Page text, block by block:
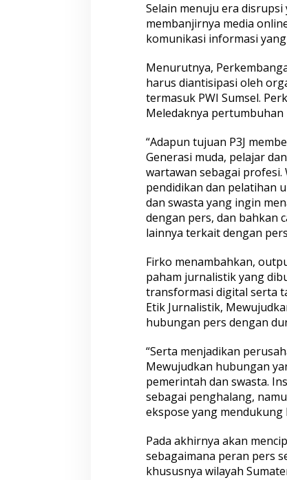
Selain menuju era
membanjirnya media
komunikasi informasi
Menurutnya,
harus diantisipasi oleh
termasuk PWI Sumsel.
Meledaknya pertumbuhan
“Adapun tujuan P3J
Generasi muda, pelajar
wartawan sebagai
pendidikan dan pelatihan
dan swasta yang ingin
dengan pers, dan bahkan
lainnya terkait dengan
Firko menambahkan,
paham jurnalistik yang
transformasi digital serta
Etik Jurnalistik,
hubungan pers dengan
“Serta menjadikan
Mewujudkan hubungan
pemerintah dan swasta.
sebagai penghalang,
ekspose yang
Pada akhirnya akan
sebagaimana peran pers
khususnya wilayah